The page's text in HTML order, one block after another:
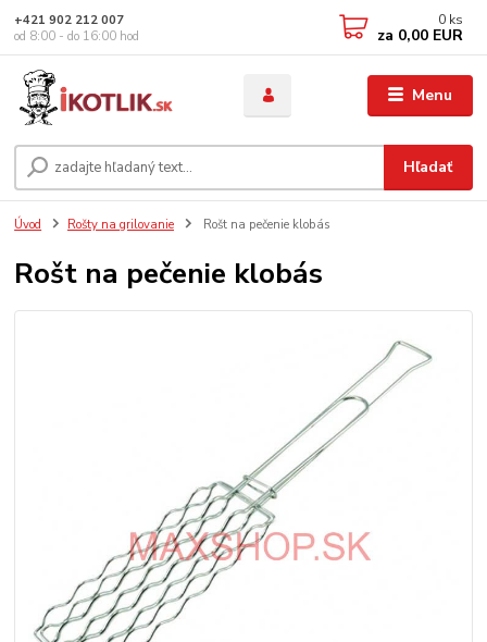
Menu
Hľadať
+421 902 212 007
od 8:00 - do 16:00 hod
0 ks
za 0,00 EUR
Úvod Rošty na grilovanie Rošt na pečenie klobás
Rošt na pečenie klobás